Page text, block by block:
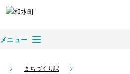
メニュー
まちづくり課